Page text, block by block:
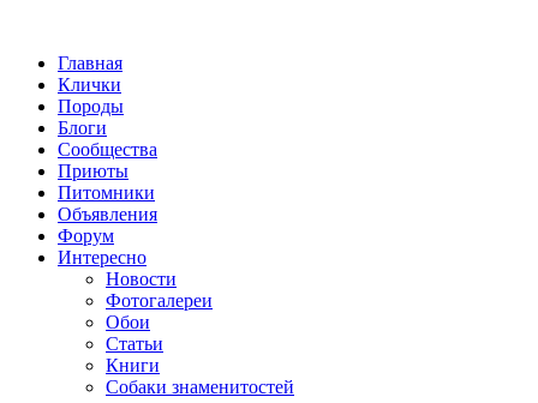
Главная
Клички
Породы
Блоги
Сообщества
Приюты
Питомники
Объявления
Форум
Интересно
Новости
Фотогалереи
Обои
Статьи
Книги
Собаки знаменитостей